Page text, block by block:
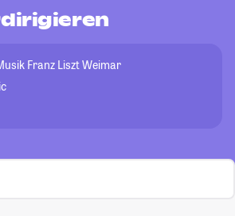
Franz Liszt Weimar